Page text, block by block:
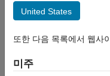
bioinfo.pipeline.Output
Description
Properties
Description
Creation
United States
또한 다음 목록에서 웹사
미주